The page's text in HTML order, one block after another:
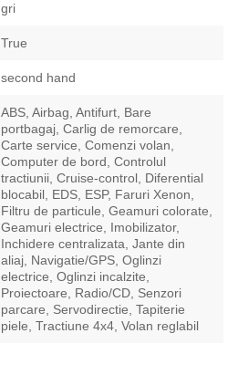
gri
True
second hand
ABS, Airbag, Antifurt, Bare
portbagaj, Carlig de remorcare,
Carte service, Comenzi volan,
Computer de bord, Controlul
tractiunii, Cruise-control, Diferential
blocabil, EDS, ESP, Faruri Xenon,
Filtru de particule, Geamuri colorate,
Geamuri electrice, Imobilizator,
Inchidere centralizata, Jante din
aliaj, Navigatie/GPS, Oglinzi
electrice, Oglinzi incalzite,
Proiectoare, Radio/CD, Senzori
parcare, Servodirectie, Tapiterie
piele, Tractiune 4x4, Volan reglabil